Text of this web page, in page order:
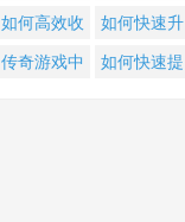
单职业私服
手如何正确
分配各职业
如何高效收
集传奇单职
传奇游戏中
沙巴克需要
装备如何获
手如何快速
升级？怎样
如何快速升
到100级？终
如何快速提